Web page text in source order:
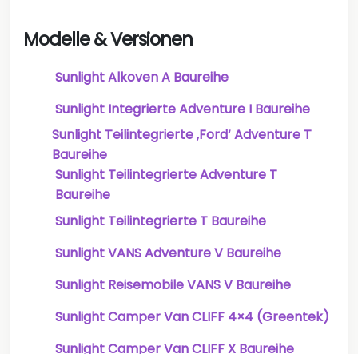
Modelle & Versionen
Sunlight Alkoven A Baureihe
Sunlight Integrierte Adventure I Baureihe
Sunlight Teilintegrierte ‚Ford‘ Adventure T
Baureihe
Sunlight Teilintegrierte Adventure T
Baureihe
Sunlight Teilintegrierte T Baureihe
Sunlight VANS Adventure V Baureihe
Sunlight Reisemobile VANS V Baureihe
Sunlight Camper Van CLIFF 4×4 (Greentek)
Sunlight Camper Van CLIFF X Baureihe